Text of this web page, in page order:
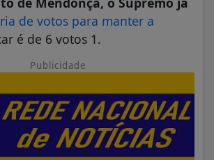
de votos para manter a
é de 6 votos 1.
Publicidade